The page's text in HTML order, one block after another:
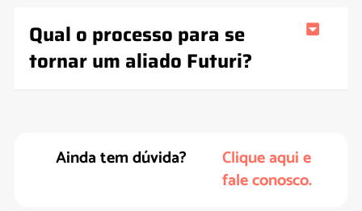
Qual o processo para se
tornar um aliado Futuri?
Ainda tem dúvida?
Clique aqui e
fale conosco.